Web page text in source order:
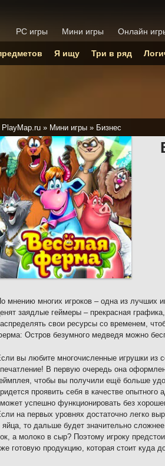
PlayMap.ru » Мини игры » Бизнес
мнению многих игроков – одна из лучших
заядлые геймеры – прекрасная
свои ресурсы со временем,
Остров безумного медведя можно
вы любите многочисленные игрушки из
В первую очередь она
чтобы вы получили ещё больше
проявить себя в качестве
успешно функционировать без
на первых уровнях достаточно легко
яйца, то дальше будет значительно
а молоко в сыр? Поэтому игроку
готовую продукцию, которая стоит куда
PC игры Мини игры Онлайн
Я ищу Три в ряд